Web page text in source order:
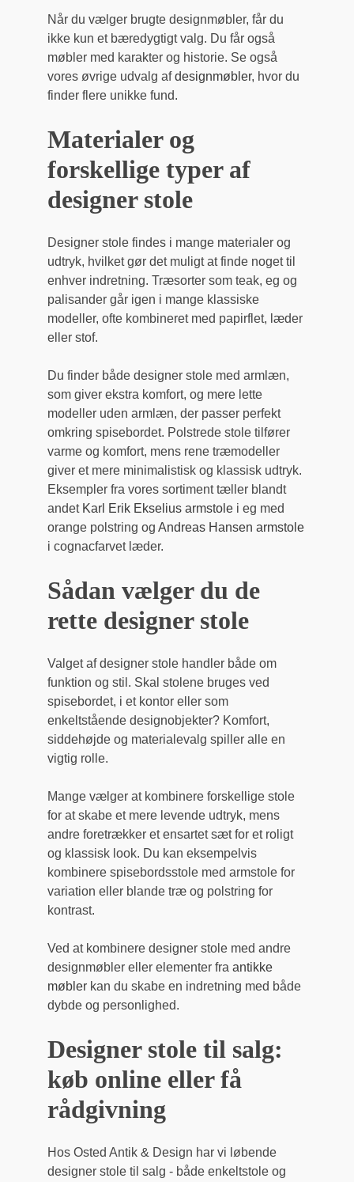
Når du vælger brugte designmøbler, får du
ikke kun et bæredygtigt valg. Du får også
møbler med karakter og historie. Se også
vores øvrige udvalg afdesignmøbler, hvor du
finder flere unikke fund.
Materialer og
forskellige typer af
designer stole
Designer stole findes i mange materialer og
udtryk, hvilket gør det muligt at finde noget til
enhver indretning. Træsorter som teak, eg og
palisander går igen i mange klassiske
modeller, ofte kombineret med papirflet, læder
eller stof.
Du finder både designer stole med armlæn,
som giver ekstra komfort, og mere lette
modeller uden armlæn, der passer perfekt
omkring spisebordet. Polstrede stole tilfører
varme og komfort, mens rene træmodeller
giver et mere minimalistisk og klassisk udtryk.
Eksempler fra vores sortiment tæller blandt
andet Karl Erik Ekselius armstolei eg med
orange polstring og Andreas Hansen armstole
i cognacfarvet læder.
Sådan vælger du de
rette designer stole
Valget af designer stole handler både om
funktion og stil. Skal stolene bruges ved
spisebordet, i et kontor eller som
enkeltstående designobjekter? Komfort,
siddehøjde og materialevalg spiller alle en
vigtig rolle.
Mange vælger at kombinere forskellige stole
for at skabe et mere levende udtryk, mens
andre foretrækker et ensartet sæt for et roligt
og klassisk look. Du kan eksempelvis
kombinere spisebordsstole med armstole for
variation eller blande træ og polstring for
kontrast.
Ved at kombinere designer stole med andre
designmøbler eller elementer fra antikke
møblerkan du skabe en indretning med både
dybde og personlighed.
Designer stole til salg:
køb online eller få
rådgivning
Hos Osted Antik & Design har vi løbende
designer stole til salg - både enkeltstole og